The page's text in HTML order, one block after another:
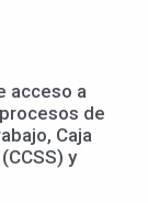
acceso a
de
Caja
y